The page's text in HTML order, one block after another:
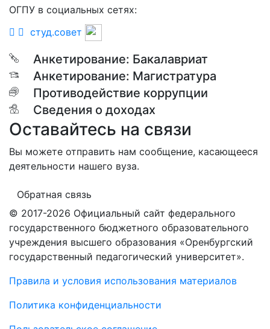
ОГПУ в социальных сетях:
студ.совет
Анкетирование: Бакалавриат
Анкетирование: Магистратура
Противодействие коррупции
Сведения о доходах
Оставайтесь на связи
Вы можете отправить нам сообщение, касающееся
деятельности нашего вуза.
Обратная связь
© 2017-2026 Официальный сайт федерального
государственного бюджетного образовательного
учреждения высшего образования «Оренбургский
государственный педагогический университет».
Правила и условия использования материалов
Политика конфиденциальности